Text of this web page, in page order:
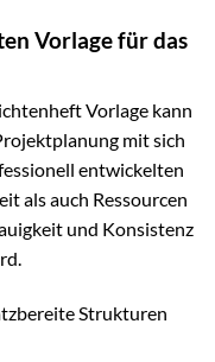
Vorlage für das
Vorlage kann
mit sich
entwickelten
als auch Ressourcen
und Konsistenz
Strukturen